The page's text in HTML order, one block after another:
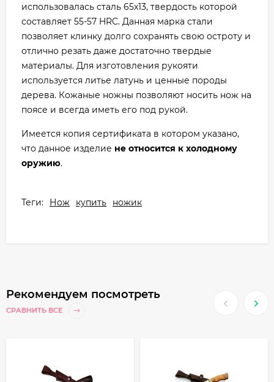
использовалась сталь 65х13, твердость которой
составляет 55-57 HRC. Данная марка стали
позволяет клинку долго сохранять свою остроту и
отлично резать даже достаточно твердые
материалы. Для изготовления рукояти
используется литье латунь и ценные породы
дерева. Кожаные ножны позволяют носить нож на
поясе и всегда иметь его под рукой.
Имеется копия сертификата в котором указано,
что данное изделие не относится к холодному
оружию.
Теги: Нож купить ножик
Рекомендуем посмотреть
СРАВНИТЬ ВСЕ